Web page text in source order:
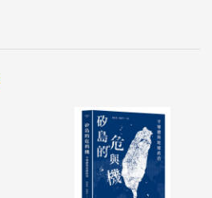
，非僅是過往單篇論文之集
：兩節發表於期刊，其一則為
於研討會發表後再修改過，三
明。因而各章節內容、架構大
整合變動之外，也加入一些不